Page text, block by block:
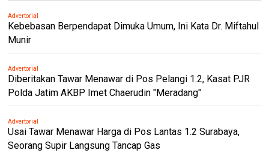
Advertorial
Kebebasan Berpendapat Dimuka Umum, Ini Kata Dr. Miftahul
Munir
Advertorial
Diberitakan Tawar Menawar di Pos Pelangi 1.2, Kasat PJR
Polda Jatim AKBP Imet Chaerudin "Meradang"
Advertorial
Usai Tawar Menawar Harga di Pos Lantas 1.2 Surabaya,
Seorang Supir Langsung Tancap Gas